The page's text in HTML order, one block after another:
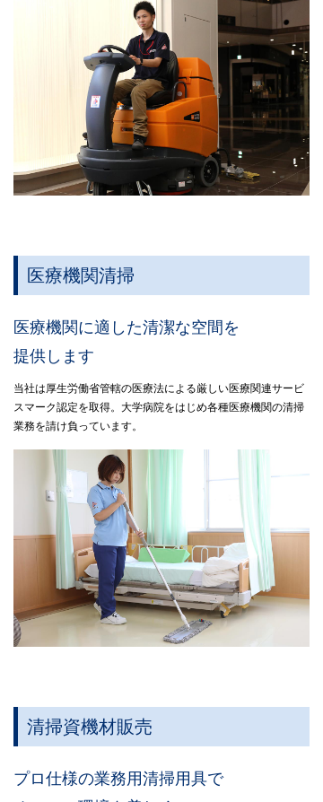
医療機関清掃
医療機関に適した清潔な空間を
提供します
当社は厚生労働省管轄の医療法による厳しい医療関連サービ
スマーク認定を取得。大学病院をはじめ各種医療機関の清掃
業務を請け負っています。
清掃資機材販売
プロ仕様の業務用清掃用具で